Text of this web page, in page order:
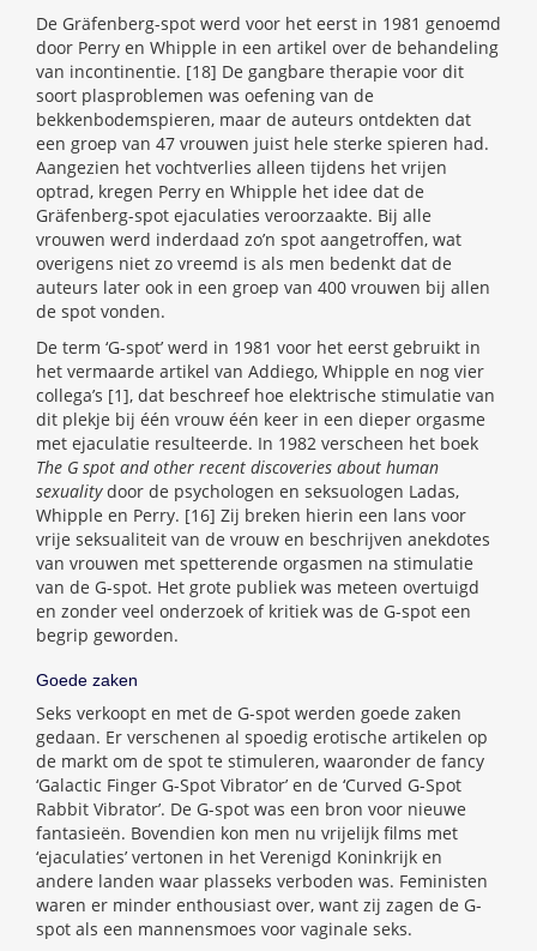
De Gräfenberg-spot werd voor het eerst in 1981 genoemd
door Perry en Whipple in een artikel over de behandeling
van incontinentie. [18] De gangbare therapie voor dit
soort plasproblemen was oefening van de
bekkenbodemspieren, maar de auteurs ontdekten dat
een groep van 47 vrouwen juist hele sterke spieren had.
Aangezien het vochtverlies alleen tijdens het vrijen
optrad, kregen Perry en Whipple het idee dat de
Gräfenberg-spot ejaculaties veroorzaakte. Bij alle
vrouwen werd inderdaad zo’n spot aangetroffen, wat
overigens niet zo vreemd is als men bedenkt dat de
auteurs later ook in een groep van 400 vrouwen bij allen
de spot vonden.
De term ‘G-spot’ werd in 1981 voor het eerst gebruikt in
het vermaarde artikel van Addiego, Whipple en nog vier
collega’s [1], dat beschreef hoe elektrische stimulatie van
dit plekje bij één vrouw één keer in een dieper orgasme
met ejaculatie resulteerde. In 1982 verscheen het boek
The G spot and other recent discoveries about human
sexualitydoor de psychologen en seksuologen Ladas,
Whipple en Perry. [16] Zij breken hierin een lans voor
vrije seksualiteit van de vrouw en beschrijven anekdotes
van vrouwen met spetterende orgasmen na stimulatie
van de G-spot. Het grote publiek was meteen overtuigd
en zonder veel onderzoek of kritiek was de G-spot een
begrip geworden.
Goede zaken
Seks verkoopt en met de G-spot werden goede zaken
gedaan. Er verschenen al spoedig erotische artikelen op
de markt om de spot te stimuleren, waaronder de fancy
‘Galactic Finger G-Spot Vibrator’ en de ‘Curved G-Spot
Rabbit Vibrator’. De G-spot was een bron voor nieuwe
fantasieën. Bovendien kon men nu vrijelijk films met
‘ejaculaties’ vertonen in het Verenigd Koninkrijk en
andere landen waar plasseks verboden was. Feministen
waren er minder enthousiast over, want zij zagen de G-
spot als een mannensmoes voor vaginale seks.